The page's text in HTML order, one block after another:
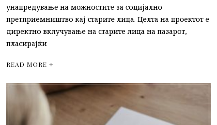
унапредување на можностите за социјално
претприемништво кај старите лица. Целта на проектот е
директно вклучување на старите лица на пазарот,
пласирајќи
READ MORE +